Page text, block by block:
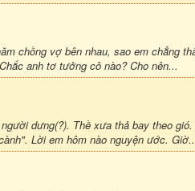
chồng vợ bên nhau, sao em chẳng
anh tơ tưởng cô nào? Cho nên...
dưng(?). Thề xưa thả bay theo
Lời em hôm nào nguyện ước.